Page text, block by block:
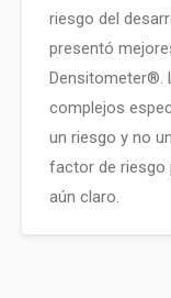
riesgo del
presentó
Densitometer®.
complejos
un riesgo y no
factor de riesgo
aún claro.